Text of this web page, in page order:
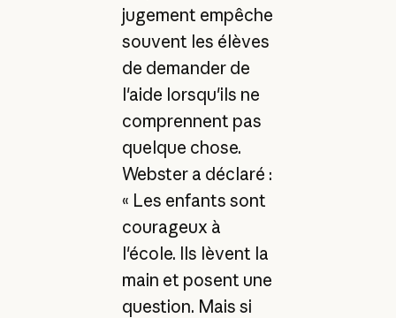
jugement empêche
souvent les élèves
de demander de
l'aide lorsqu'ils ne
comprennent pas
quelque chose.
Webster a déclaré :
« Les enfants sont
courageux à
l'école. Ils lèvent la
main et posent une
question. Mais si